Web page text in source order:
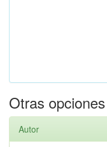
Otras
Autor